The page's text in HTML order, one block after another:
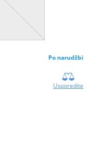
Po narudžbi
Usporedite